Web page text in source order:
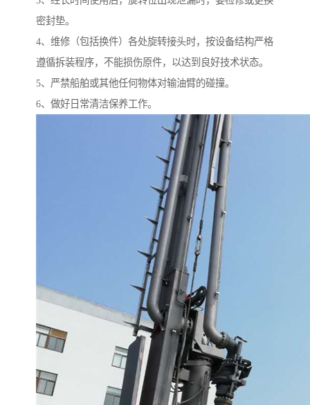
密封垫。
4、维修（包括换件）各处旋转接头时，按设备结构严格
遵循拆装程序，不能损伤原件，以达到良好技术状态。
5、严禁船舶或其他任何物体对输油臂的碰撞。
6、做好日常清洁保养工作。